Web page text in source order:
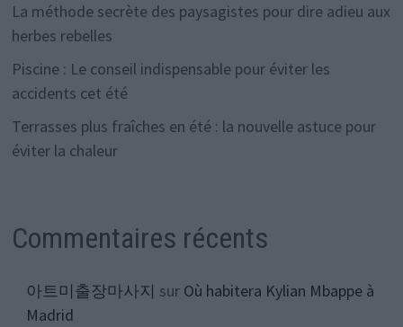
La méthode secrète des paysagistes pour dire adieu aux
herbes rebelles
Piscine : Le conseil indispensable pour éviter les
accidents cet été
Terrasses plus fraîches en été : la nouvelle astuce pour
éviter la chaleur
Commentaires récents
아트미출장마사지 sur Où habitera Kylian Mbappe à
Madrid